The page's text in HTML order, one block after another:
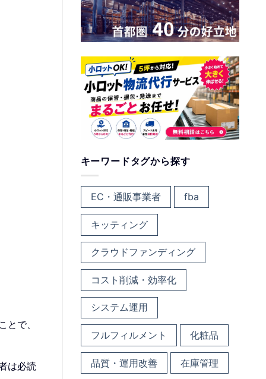
で、
は必読
キーワードタグから探す
EC・通販事業者 fba
キッティング
クラウドファンディング
コスト削減・効率化
システム運用
フルフィルメント 化粧品
品質・運用改善 在庫管理